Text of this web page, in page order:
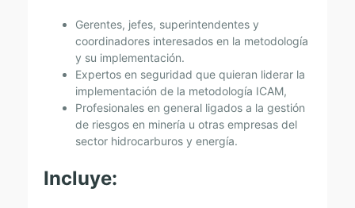
M
Gerentes, jefes, superintendentes y
coordinadores interesados en la metodología
y su implementación.
Expertos en seguridad que quieran liderar la
implementación de la metodología ICAM,
Profesionales en general ligados a la gestión
de riesgos en minería u otras empresas del
sector hidrocarburos y energía.
Incluye: